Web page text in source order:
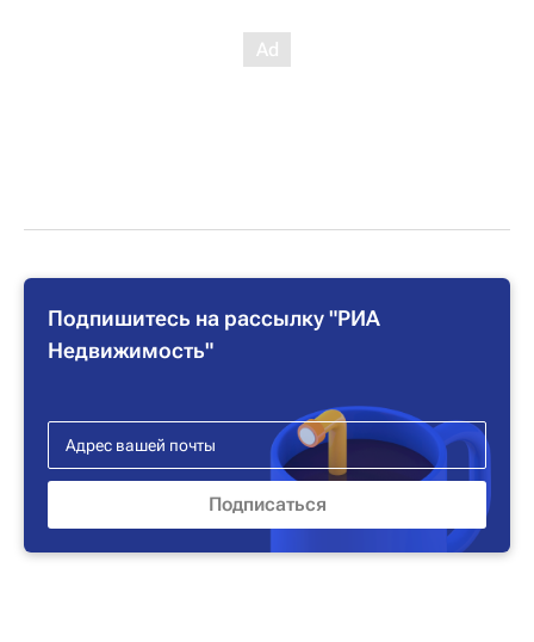
Подпишитесь на рассылку "РИА
Недвижимость"